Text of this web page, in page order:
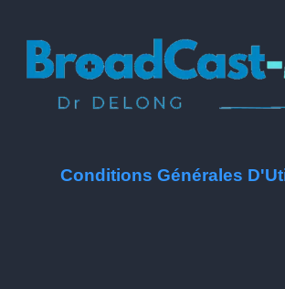
Conditions Générales